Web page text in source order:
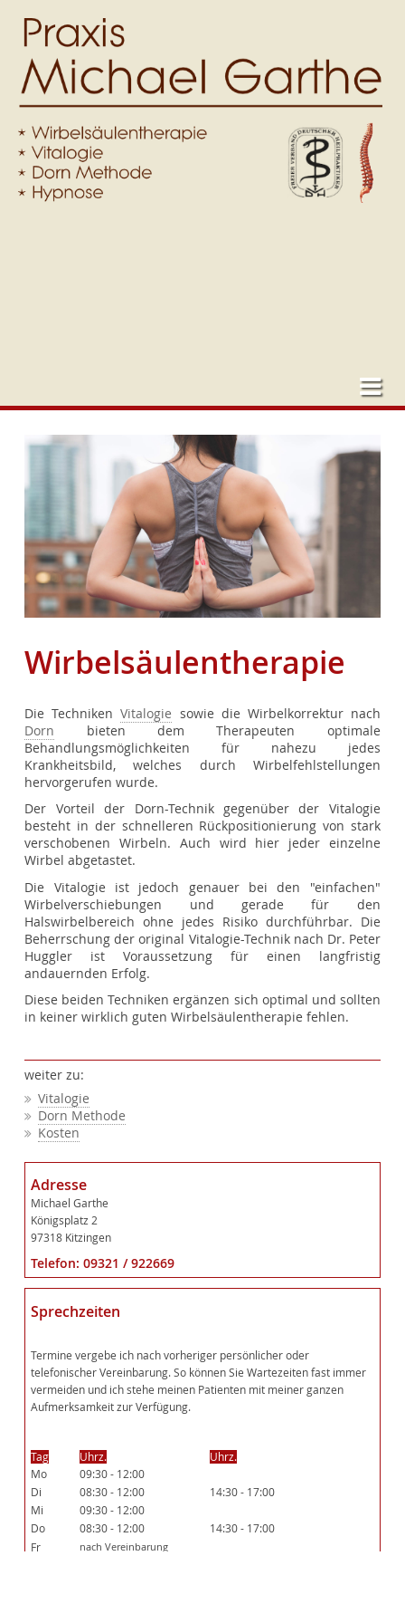
Wirbelsäulentherapie
Die TechnikenVitalogie sowie die Wirbelkorrektur nach
Dorn bieten dem Therapeuten optimale
Behandlungsmöglichkeiten für nahezu jedes
Krankheitsbild, welches durch Wirbelfehlstellungen
hervorgerufen wurde.
Der Vorteil der Dorn-Technik gegenüber der Vitalogie
besteht in der schnelleren Rückpositionierung von stark
verschobenen Wirbeln. Auch wird hier jeder einzelne
Wirbel abgetastet.
Die Vitalogie ist jedoch genauer bei den "einfachen"
Wirbelverschiebungen und gerade für den
Halswirbelbereich ohne jedes Risiko durchführbar. Die
Beherrschung der original Vitalogie-Technik nach Dr. Peter
Huggler ist Voraussetzung für einen langfristig
andauernden Erfolg.
Diese beiden Techniken ergänzen sich optimal und sollten
in keiner wirklich guten Wirbelsäulentherapie fehlen.
weiter zu:
Vitalogie
Dorn Methode
Kosten
Adresse
Michael Garthe
Königsplatz 2
97318 Kitzingen
Telefon: 09321 / 922669
Sprechzeiten
Termine vergebe ich nach vorheriger persönlicher oder
telefonischer Vereinbarung. So können Sie Wartezeiten fast immer
vermeiden und ich stehe meinen Patienten mit meiner ganzen
Aufmerksamkeit zur Verfügung.
Tag Uhrz.
Uhrz.
Mo
09:30 - 12:00
Di
08:30 - 12:00
14:30 - 17:00
Mi
09:30 - 12:00
Do
08:30 - 12:00
14:30 - 17:00
Fr
nach Vereinbarung